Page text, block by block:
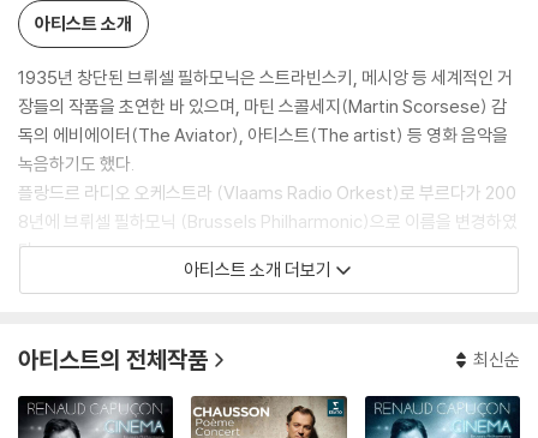
아티스트 소개
1935년 창단된 브뤼셀 필하모닉은 스트라빈스키, 메시앙 등 세계적인 거
장들의 작품을 초연한 바 있으며, 마틴 스콜세지(Martin Scorsese) 감
독의 에비에이터(The Aviator), 아티스트(The artist) 등 영화 음악을
녹음하기도 했다.
플랑드르 라디오 오케스트라 (Vlaams Radio Orkest)로 부르다가 200
8년에 브뤼셀 필하모닉 (Brussels Philharmonic)으로 이름을 변경하였
다.
(2002년에 창단한 브뤼셀 필하모닉 오케스트라와 다릅니다.)
아티스트 소개 더보기
아티스트의 전체작품 최신순